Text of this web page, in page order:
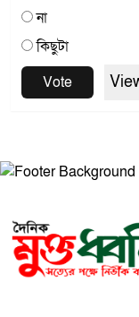
না
কিছুটা
Vote